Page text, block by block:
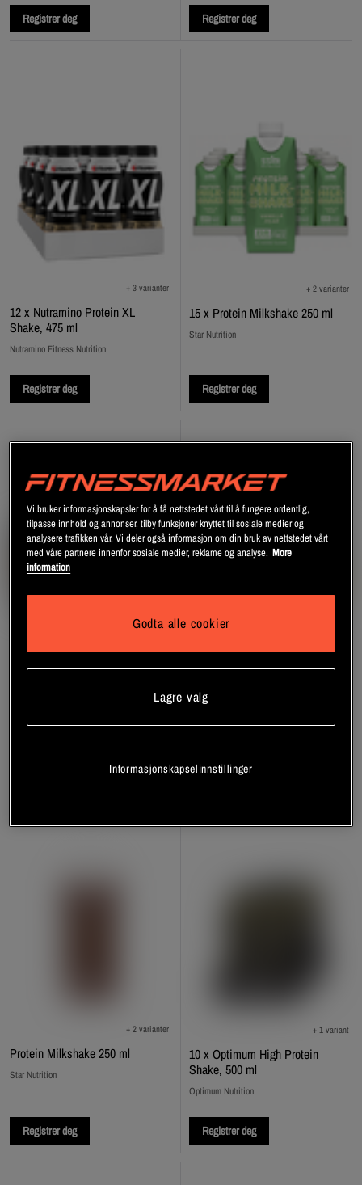
Registrer deg Registrer deg
12 x Nutramino Protein XL
Shake, 475 ml
+ 3 varianter
Nutramino Fitness Nutrition
Registrer deg
15 x Protein Milkshake 250 ml
+ 2 varianter
Star Nutrition
Registrer deg
250 ml
Protein Milkshake 250 ml
+ 2 varianter
Star Nutrition
Registrer deg
10 x Optimum High Protein
Shake, 500 ml
+ 1 variant
Optimum Nutrition
Registrer deg
Vi bruker informasjonskapsler for å få nettstedet vårt til å fungere ordentlig,
tilpasse innhold og annonser, tilby funksjoner knyttet til sosiale medier og
analysere trafikken vår. Vi deler også informasjon om din bruk av nettstedet vårt
med våre partnere innenfor sosiale medier, reklame og analyse. More
information
Godta alle cookier
Lagre valg
Informasjonskapselinnstillinger